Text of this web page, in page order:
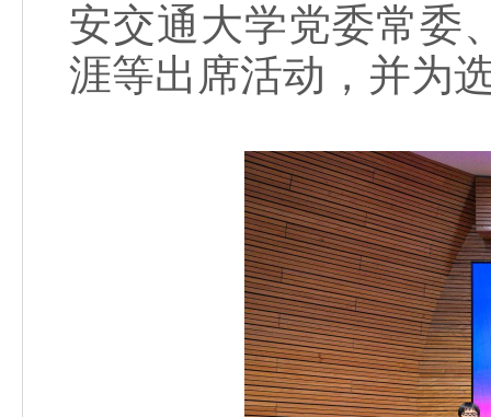
安交通大学党委常委
涯等出席活动，并为